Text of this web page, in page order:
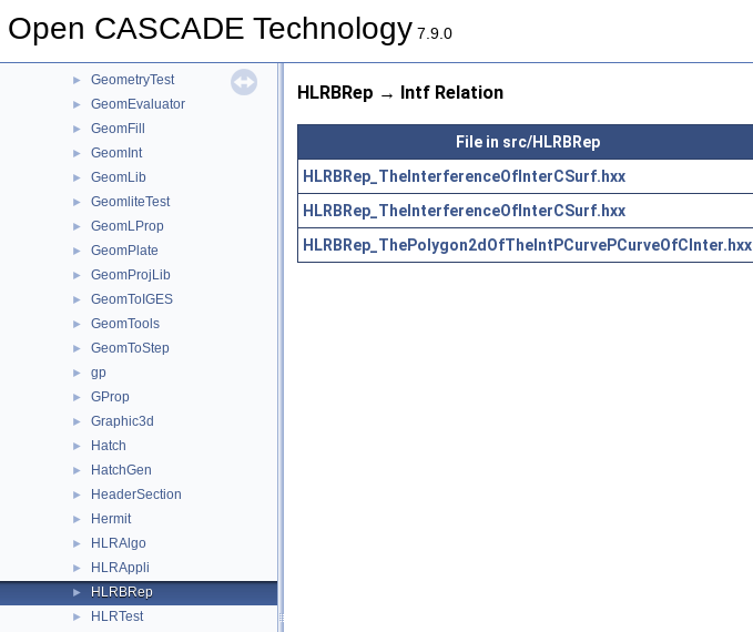
Open CASCADE Technology 7.9.0
► GeomAPI
► GeometryTest
► GeomEvaluator
► GeomFill
► GeomInt
► GeomLib
► GeomliteTest
► GeomLProp
► GeomPlate
► GeomProjLib
► GeomToIGES
► GeomTools
► GeomToStep
► gp
► GProp
► Graphic3d
► Hatch
► HatchGen
► HeaderSection
► Hermit
► HLRAlgo
► HLRAppli
► HLRBRep
► HLRTest
HLRBRep → Intf Relation
File in src/HLRBRep
HLRBRep_TheInterferenceOfInterCSurf.hxx
HLRBRep_TheInterferenceOfInterCSurf.hxx
HLRBRep_ThePolygon2dOfTheIntPCurvePCurveOfCInter.hxx